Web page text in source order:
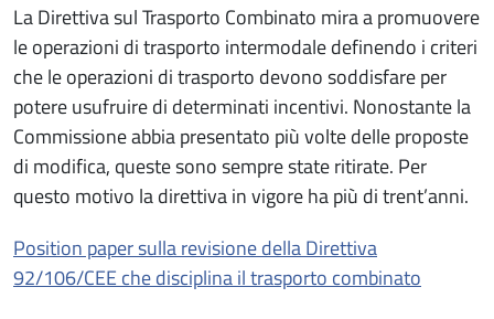
La Direttiva sul Trasporto Combinato mira a promuovere
le operazioni di trasporto intermodale definendo i criteri
che le operazioni di trasporto devono soddisfare per
potere usufruire di determinati incentivi. Nonostante la
Commissione abbia presentato più volte delle proposte
di modifica, queste sono sempre state ritirate. Per
questo motivo la direttiva in vigore ha più di trent’anni.
Position paper sulla revisione della Direttiva
92/106/CEE che disciplina il trasporto combinato